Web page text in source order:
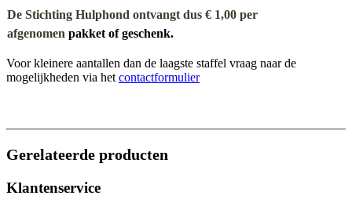
De Stichting Hulphond ontvangt dus € 1,00 per
afgenomen pakket of geschenk.
Voor kleinere aantallen dan de laagste staffel vraag naar de
mogelijkheden via het contactformulier
Gerelateerde producten
Klantenservice